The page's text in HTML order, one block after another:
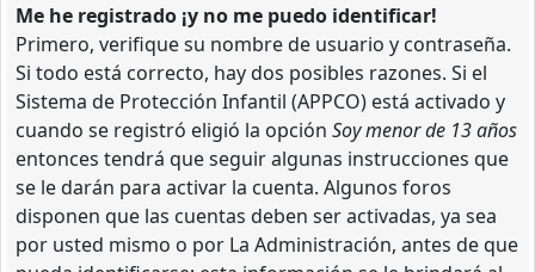
Me he registrado ¡y no me puedo identificar!
Primero, verifique su nombre de usuario y contraseña.
Si todo está correcto, hay dos posibles razones. Si el
Sistema de Protección Infantil (APPCO) está activado y
cuando se registró eligió la opción Soy menor de 13 años
entonces tendrá que seguir algunas instrucciones que
se le darán para activar la cuenta. Algunos foros
disponen que las cuentas deben ser activadas, ya sea
por usted mismo o por La Administración, antes de que